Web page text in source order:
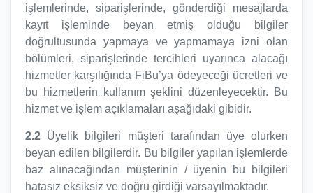
işlemlerinde, siparişlerinde, gönderdiği mesajlarda
kayıt işleminde beyan etmiş olduğu bilgiler
doğrultusunda yapmaya ve yapmamaya izni olan
bölümleri, siparişlerinde tercihleri uyarınca alacağı
hizmetler karşılığında FiBu’ya ödeyeceği ücretleri ve
bu hizmetlerin kullanım şeklini düzenleyecektir. Bu
hizmet ve işlem açıklamaları aşağıdaki gibidir.
2.2 Üyelik bilgileri müşteri tarafından üye olurken
beyan edilen bilgilerdir. Bu bilgiler yapılan işlemlerde
baz alınacağından müşterinin / üyenin bu bilgileri
hatasız eksiksiz ve doğru girdiği varsayılmaktadır.